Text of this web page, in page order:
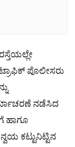
ಪೊಲೀಸರು
ನಡೆಸಿದ
ಹಾಗೂ
ಕಟ್ಟುನಿಟ್ಟಿನ